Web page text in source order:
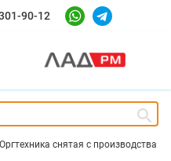
90-12
Оргтехника снятая с производства